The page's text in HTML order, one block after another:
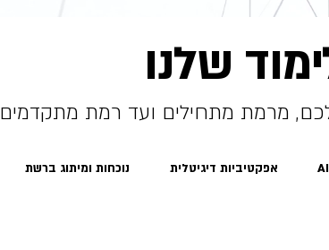
שלנו
מרמת מתחילים ועד רמת מתקדמים
אפקטיביות דיגיטלית נוכחות ומיתוג ברשת